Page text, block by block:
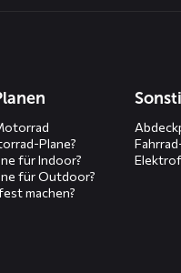
Plane?
für Indoor?
für Outdoor?
machen?